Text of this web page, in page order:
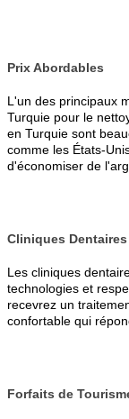
Prix Abordables
L'un des principaux
Turquie pour le
en Turquie sont
comme les États-
d'économiser de
Cliniques
Les cliniques
technologies et
recevrez un
confortable qui
Forfaits de